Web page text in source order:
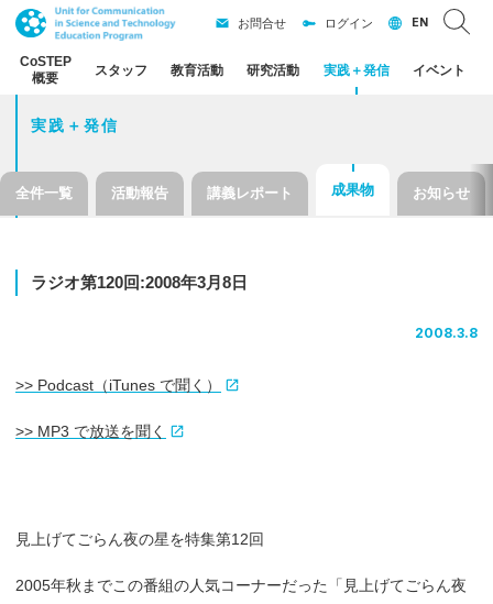
CoSTEP
概要
スタッフ 教育活動 研究活動 実践＋発信 イベント
お問合せ ログイン EN
実践＋発信
全件一覧 活動報告 講義レポート 成果物 お知らせ
ラジオ第120回:2008年3月 8 日
2008.3.8
>> Podcast（iTunes で聞く）
>> MP3 で放送を聞く
見上げてごらん夜の星を特集第12回
2005年秋までこの番組の人気コーナーだった「見上げてごらん夜